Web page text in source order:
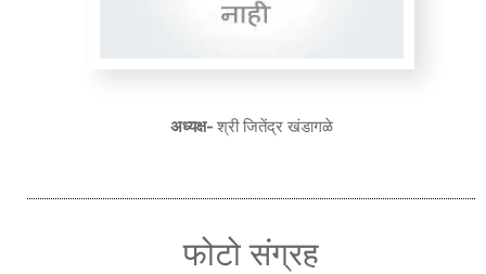
अध्यक्ष- श्री जितेंद्र खंडागळे
फोटो संग्रह